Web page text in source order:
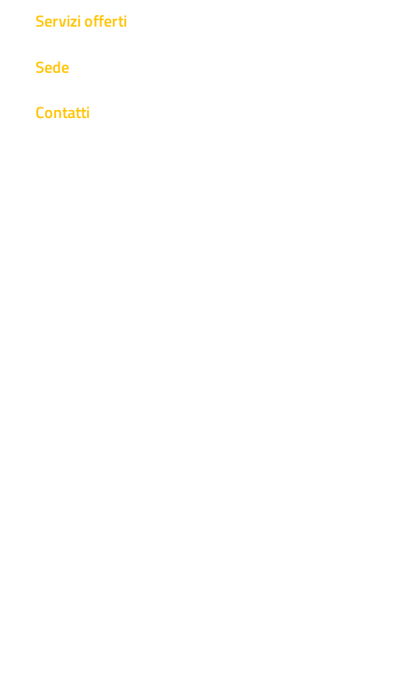
Servizi offerti
Sede
Contatti